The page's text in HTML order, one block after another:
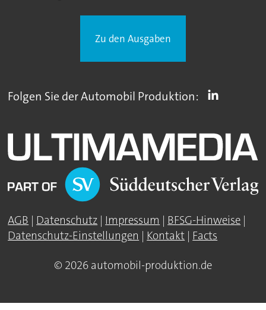
Zu den Ausgaben
Folgen Sie der Automobil Produktion:
AGB Datenschutz Impressum BFSG-Hinweise
Datenschutz-Einstellungen
Kontakt Facts
© 2026 automobil-produktion.de